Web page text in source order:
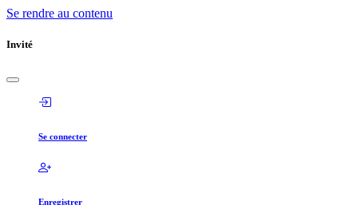
Se rendre au contenu
Invité
Se connecter
Enregistrer